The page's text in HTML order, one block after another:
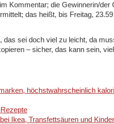
Kommentar; die Gewinnerin/der
das heißt, bis Freitag,
das sei doch viel zu leicht, da
– sicher, das kann sein,
höchstwahrscheinlich
Ikea, Transfettsäuren und